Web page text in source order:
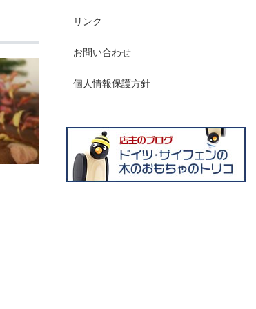
リンク
お問い合わせ
個人情報保護方針